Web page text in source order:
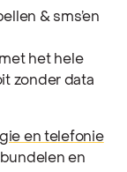
& sms’en
het hele
zonder data
en telefonie
en